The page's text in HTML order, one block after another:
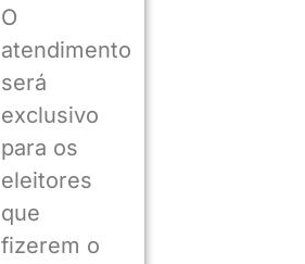
O
atendimento
será
exclusivo
para os
eleitores
que
fizerem o